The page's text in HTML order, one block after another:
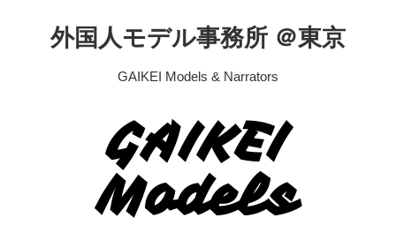
外国人モデル事務所 ＠東京
GAIKEI Models & Narrators
GAIKEI
Models